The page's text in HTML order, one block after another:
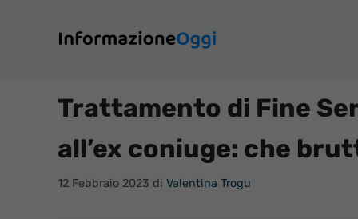
contenuto
Trattamento di Fine
all’ex coniuge: che
12 Febbraio 2023 di Valentina Trogu